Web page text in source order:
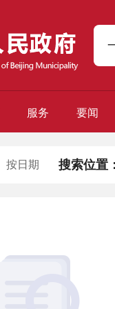
服务 要闻
按日期 搜索位置